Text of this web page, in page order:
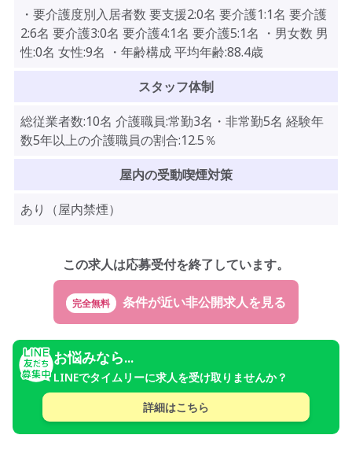
・要介護度別入居者数 要支援2:0名 要介護1:1名 要介護
2:6名 要介護3:0名 要介護4:1名 要介護5:1名 ・男女数 男
性:0名 女性:9名 ・年齢構成 平均年齢:88.4歳
スタッフ体制
総従業者数:10名 介護職員:常勤3名・非常勤5名 経験年
数5年以上の介護職員の割合:12.5％
屋内の受動喫煙対策
あり（屋内禁煙）
この求人は応募受付を終了しています。
完全無料
お悩みなら...
LINEでタイムリーに求人を受け取りませんか？
詳細はこちら